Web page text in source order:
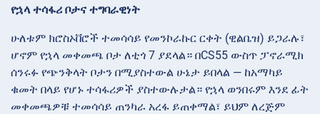
የኋላ ተሳፋሪ ቦታና ተግባራዊነት
ሁለቱም ክሮስኦቨሮች ተመሳሳይ የመንኮራኩር ርቀት (ዊልቤዝ) ይጋራሉ፣
ሆኖም የኋላ መቀመጫ ቦታ ለቲጎ 7 ያደላል። በCS55 ውስጥ ፓኖራሚክ
ሰንሩፉ የጭንቅላት ቦታን በሚያስተውል ሁኔታ ይበላል — ከአማካይ
ቁመት በላይ የሆኑ ተሳፋሪዎች ያስተውሉታል። የኋላ ወንበሩም እንደ ፊት
መቀመጫዎቹ ተመሳሳይ ጠንካራ አረፋ ይጠቀማል፣ ይህም ለረጅም